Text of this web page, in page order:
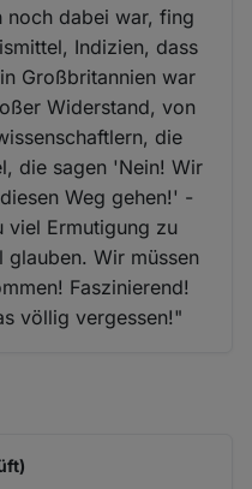
noch dabei war, fing
Indizien, dass
Großbritannien war
Widerstand, von
die
die sagen 'Nein! Wir
Weg gehen!' -
viel Ermutigung zu
glauben. Wir müssen
Faszinierend!
völlig vergessen!"